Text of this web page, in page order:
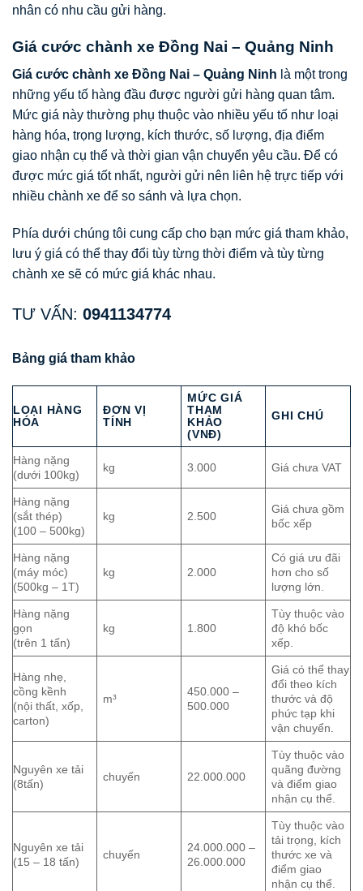
nhân có nhu cầu gửi hàng.
Giá cước chành xe Đồng Nai – Quảng Ninh
Giá cước chành xe Đồng Nai – Quảng Ninh là một trong
những yếu tố hàng đầu được người gửi hàng quan tâm.
Mức giá này thường phụ thuộc vào nhiều yếu tố như loại
hàng hóa, trọng lượng, kích thước, số lượng, địa điểm
giao nhận cụ thể và thời gian vận chuyển yêu cầu. Để có
được mức giá tốt nhất, người gửi nên liên hệ trực tiếp với
nhiều chành xe để so sánh và lựa chọn.
Phía dưới chúng tôi cung cấp cho bạn mức giá tham khảo,
lưu ý giá có thể thay đổi tùy từng thời điểm và tùy từng
chành xe sẽ có mức giá khác nhau.
TƯ VẤN: 0941134774
Bảng giá tham khảo
LOẠI HÀNG
HÓA
ĐƠN VỊ
TÍNH
MỨC GIÁ
THAM
KHẢO
(VNĐ)
GHI CHÚ
Hàng nặng
(dưới 100kg)
kg 3.000 Giá chưa VAT
Hàng nặng
(sắt thép)
(100 – 500kg)
kg 2.500
Giá chưa gồm
bốc xếp
Hàng nặng
(máy móc)
(500kg – 1T)
kg 2.000
Có giá ưu đãi
hơn cho số
lượng lớn.
Hàng nặng
gọn
(trên 1 tấn)
kg 1.800
Tùy thuộc vào
độ khó bốc
xếp.
Hàng nhẹ,
cồng kềnh
(nội thất, xốp,
carton)
m³
450.000 –
500.000
Giá có thể thay
đổi theo kích
thước và độ
phức tạp khi
vận chuyển.
Nguyên xe tải
(8tấn)
chuyến 22.000.000
Tùy thuộc vào
quãng đường
và điểm giao
nhận cụ thể.
Nguyên xe tải
(15 – 18 tấn)
chuyến
24.000.000 –
26.000.000
Tùy thuộc vào
tải trọng, kích
thước xe và
điểm giao
nhận cụ thể.